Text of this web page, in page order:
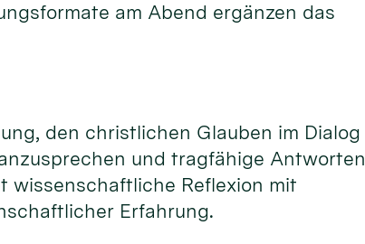
am Abend ergänzen das
den christlichen Glauben im Dialog
und tragfähige Antworten
wissenschaftliche Reflexion mit
Erfahrung.